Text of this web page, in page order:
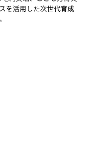
を活用した次世代育成